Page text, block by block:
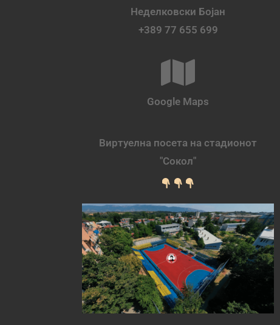
Неделковски Бојан
+389 77 655 699
Google Maps
Виртуелна посета на стадионот
"Сокол"